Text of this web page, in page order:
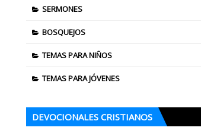
SERMONES
BOSQUEJOS
TEMAS PARA NIÑOS
TEMAS PARA JÓVENES
DEVOCIONALES CRISTIANOS